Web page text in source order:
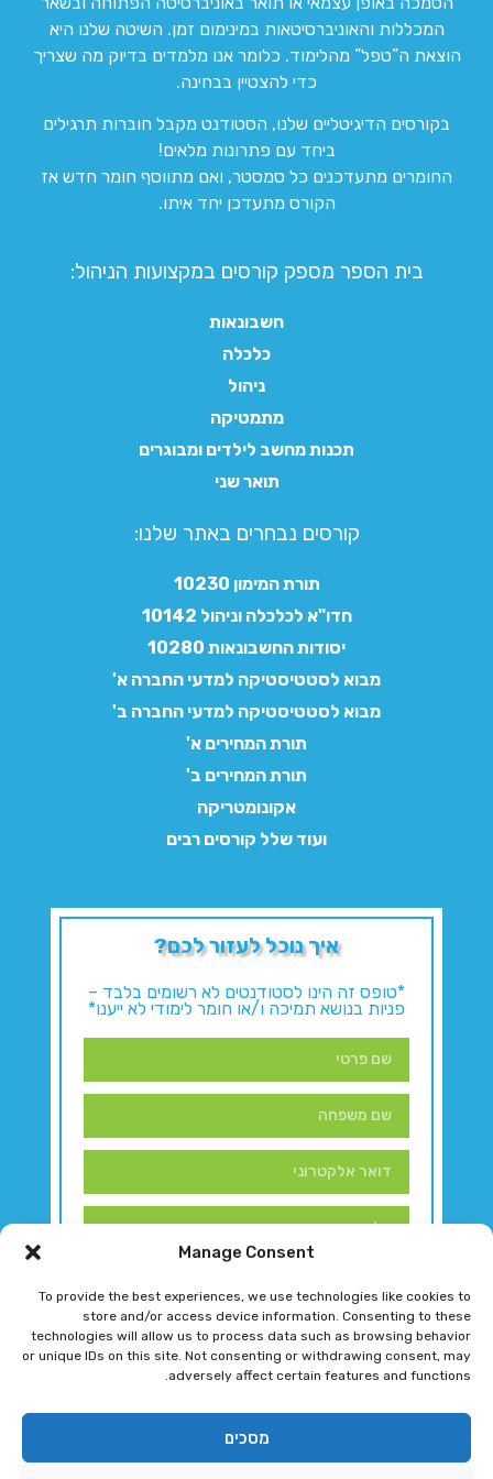
Manage Consent
To provide the best experiences, we use technologies like cookies to
store and/or access device information. Consenting to these
technologies will allow us to process data such as browsing behavior
or unique IDs on this site. Not consenting or withdrawing consent, may
adversely affect certain features and functions.
מסכים
המכללות והאוניברסיטאות במינימום זמן. השיטה שלנו היא
הוצאת ה”טפל” מהלימוד. כלומר אנו מלמדים בדיוק מה שצריך
כדי להצטיין בבחינה.
בקורסים הדיגיטליים שלנו, הסטודנט מקבל חוברות תרגילים
ביחד עם פתרונות מלאים!
החומרים מתעדכנים כל סמסטר, ואם מתווסף חומר חדש אז
הקורס מתעדכן יחד איתו.
בית הספר מספק קורסים במקצועות הניהול:
חשבונאות
כלכלה
ניהול
מתמטיקה
תכנות מחשב לילדים ומבוגרים
תואר שני
קורסים נבחרים באתר שלנו:​
תורת המימון 10230
חדו"א לכלכלה וניהול 10142
יסודות החשבונאות 10280
מבוא לסטטיסטיקה למדעי החברה א'
מבוא לסטטיסטיקה למדעי החברה ב'
תורת המחירים א'
תורת המחירים ב'
אקונומטריקה
ועוד שלל קורסים רבים
איך נוכל לעזור לכם?
*טופס זה הינו לסטודנטים לא רשומים בלבד –
פניות בנושא תמיכה ו/או חומר לימודי לא ייענו*